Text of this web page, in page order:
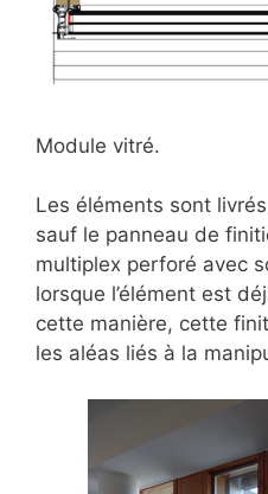
Module vitré.
Les éléments sont
sauf le panneau de
multiplex perforé avec
lorsque l’élément est
cette manière, cette
les aléas liés à la